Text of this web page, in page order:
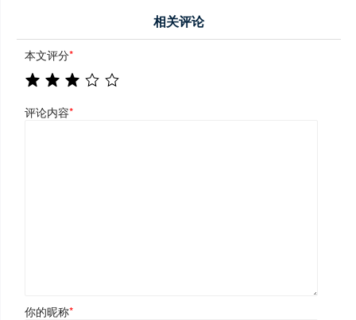
相关评论
本文评分*
评论内容*
你的昵称*